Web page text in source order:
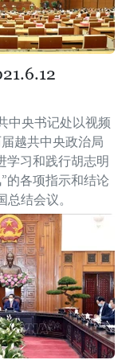
中央书记处以视频
越共中央政治局
学习和践行胡志明
的各项指示和结论
总结会议。